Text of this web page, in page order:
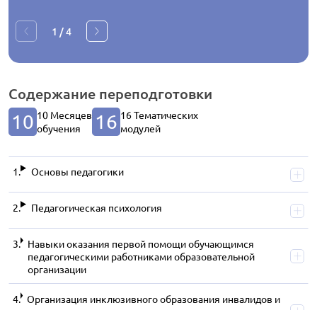
1 /4
Содержание переподготовки
10 10 Месяцев
обучения
16 16 Тематических
модулей
Основы педагогики
Педагогическая психология
Навыки оказания первой помощи обучающимся
педагогическими работниками образовательной
организации
Организация инклюзивного образования инвалидов и